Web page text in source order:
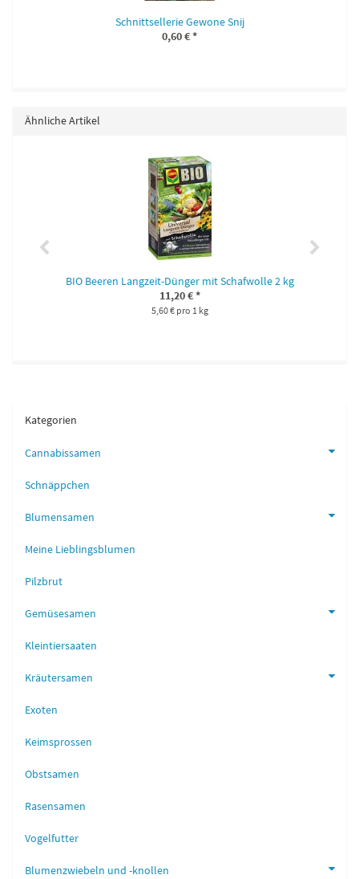
Schnittsellerie Gewone Snij
0,60 €*
Ähnliche Artikel
BIO Beeren Langzeit-Dünger mit Schafwolle 2 kg
11,20 €*
5,60 € pro 1 kg
Kategorien
Cannabissamen
Schnäppchen
Blumensamen
Meine Lieblingsblumen
Pilzbrut
Gemüsesamen
Kleintiersaaten
Kräutersamen
Exoten
Keimsprossen
Obstsamen
Rasensamen
Vogelfutter
Blumenzwiebeln und -knollen